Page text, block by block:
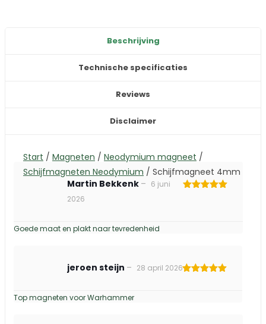
Beschrijving
Technische specificaties
Reviews
Disclaimer
Start / Magneten / Neodymium magneet /
Schijfmagneten Neodymium / Schijfmagneet 4mm
Martin Bekkenk – 6 juni
2026
Goede maat en plakt naar tevredenheid
jeroen steijn – 28 april 2026
Top magneten voor Warhammer